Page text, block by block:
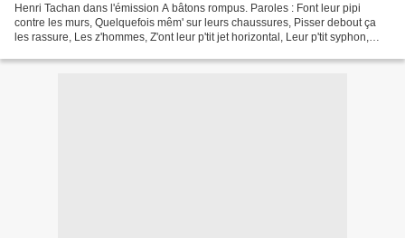
Henri Tachan dans l'émission A bâtons rompus. Paroles : Font leur pipi
contre les murs, Quelquefois mêm' sur leurs chaussures, Pisser debout ça
les rassure, Les z'hommes, Z'ont leur p'tit jet horizontal, Leur p'tit syphon,